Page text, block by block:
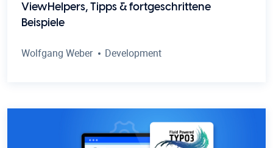
ViewHelpers, Tipps & fortgeschrittene
Beispiele
Wolfgang Weber Development